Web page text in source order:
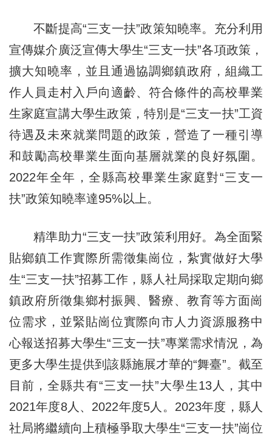
不斷提高“三支一扶”政策知曉率。充分利用
宣傳媒介廣泛宣傳大學生“三支一扶”各項政策，
擴大知曉率，並且通過協調鄉鎮政府，組織工
作人員走村入戶向適齡、符合條件的高校畢業
生家庭宣講大學生政策，特別是“三支一扶”工資
待遇及未來就業問題的政策，營造了一種引導
和鼓勵高校畢業生面向基層就業的良好氛圍。
2022年全年，全縣高校畢業生家庭對“三支一
扶”政策知曉率達95%以上。
精準助力“三支一扶”政策利用好。為全面緊
貼鄉鎮工作實際所需徵集崗位，紮實做好大學
生“三支一扶”招募工作，縣人社局採取定期向鄉
鎮政府所徵集鄉村振興、醫療、教育等方面崗
位需求，並緊貼崗位實際向市人力資源服務中
心報送招募大學生“三支一扶”專業需求情況，為
更多大學生提供到該縣施展才華的“舞臺”。截至
目前，全縣共有“三支一扶”大學生13人，其中
2021年度8人、2022年度5人。2023年度，縣人
社局將繼續向上積極爭取大學生“三支一扶”崗位